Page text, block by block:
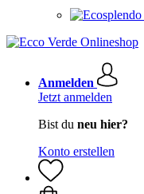
Anmelden
Jetzt anmelden
Bist du neu hier?
Konto erstellen